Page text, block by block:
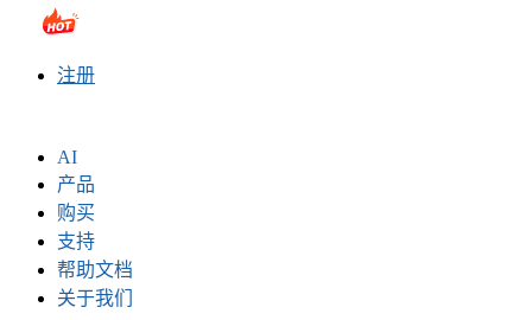
sales@e-iceblue.com
注册
AI
产品
购买
支持
帮助文档
关于我们